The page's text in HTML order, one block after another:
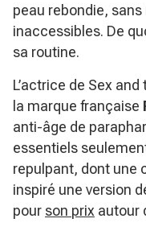
peau rebondie,
inaccessibles. De
sa routine.
L’actrice de Sex and
la marque française
anti-âge de
essentiels
repulpant, dont une
inspiré une version
pour son prix autour